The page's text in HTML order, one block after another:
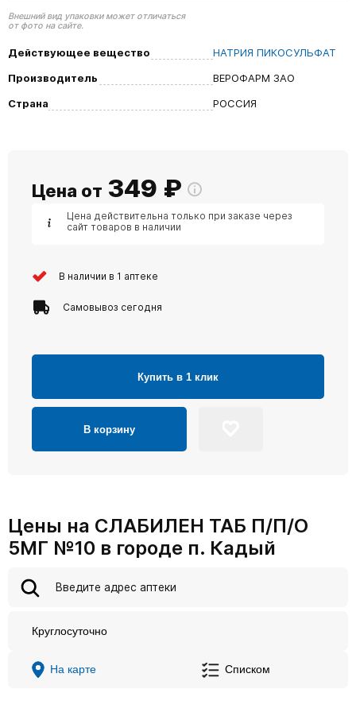
Внешний вид упаковки может отличаться
от фото на сайте.
Действующее вещество
НАТРИЯ ПИКОСУЛЬФАТ
Производитель
ВЕРОФАРМ ЗАО
Страна
РОССИЯ
Цена от 349 ₽
Цена действительна только при заказе через
сайт товаров в наличии
В наличии в 1 аптеке
Самовывоз сегодня
Купить в 1 клик
В корзину
Цены на СЛАБИЛЕН ТАБ П/П/О
5МГ №10 в городе п. Кадый
Круглосуточно
На карте Списком